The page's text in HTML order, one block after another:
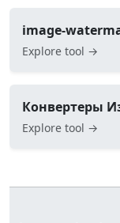
image-
Explore tool →
Конвертеры
Explore tool →